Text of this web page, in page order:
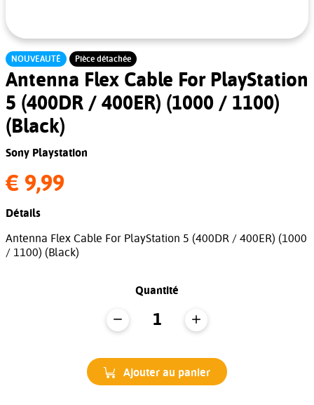
NOUVEAUTÉ Pièce détachée
Antenna Flex Cable For PlayStation
5 (400DR / 400ER) (1000 / 1100)
(Black)
Sony Playstation
€ 9,99
Détails
Antenna Flex Cable For PlayStation 5 (400DR / 400ER) (1000
/ 1100) (Black)
Quantité
Ajouter au panier